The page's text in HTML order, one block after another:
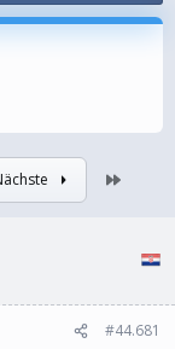
#44.681